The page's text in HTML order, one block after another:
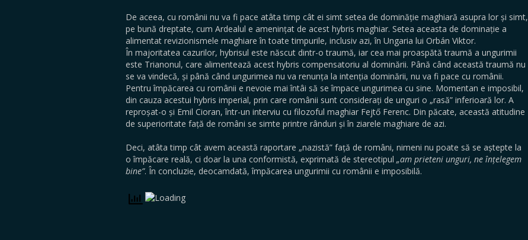
De aceea, cu românii nu va fi pace atâta timp cât ei simt setea de dominăție maghiară asupra lor și simt,
pe bună dreptate, cum Ardealul e amenințat de acest hybris maghiar. Setea aceasta de dominație a
alimentat revizionismele maghiare în toate timpurile, inclusiv azi, în Ungaria lui Orbán Viktor.
În majoritatea cazurilor, hybrisul este născut dintr-o traumă, iar cea mai proaspătă traumă a ungurimii
este Trianonul, care alimentează acest hybris compensatoriu al dominării. Până când această traumă nu
se va vindecă, și până când ungurimea nu va renunța la intenția dominării, nu va fi pace cu românii.
Pentru împăcarea cu românii e nevoie mai întâi să se împace ungurimea cu sine. Momentan e imposibil,
din cauza acestui hybris imperial, prin care românii sunt considerați de unguri o „rasă” inferioară lor. A
reproșat-o și Emil Cioran, într-un interviu cu filozoful maghiar Fejtő Ferenc. Din păcate, această atitudine
de superioritate față de români se simte printre rânduri și în ziarele maghiare de azi.
Deci, atâta timp cât avem această raportare „nazistă” față de români, nimeni nu poate să se aștepte la
o împăcare reală, ci doar la una conformistă, exprimată de stereotipul „am prieteni unguri, ne înțelegem
bine”. În concluzie, deocamdată, împăcarea ungurimii cu românii e imposibilă.